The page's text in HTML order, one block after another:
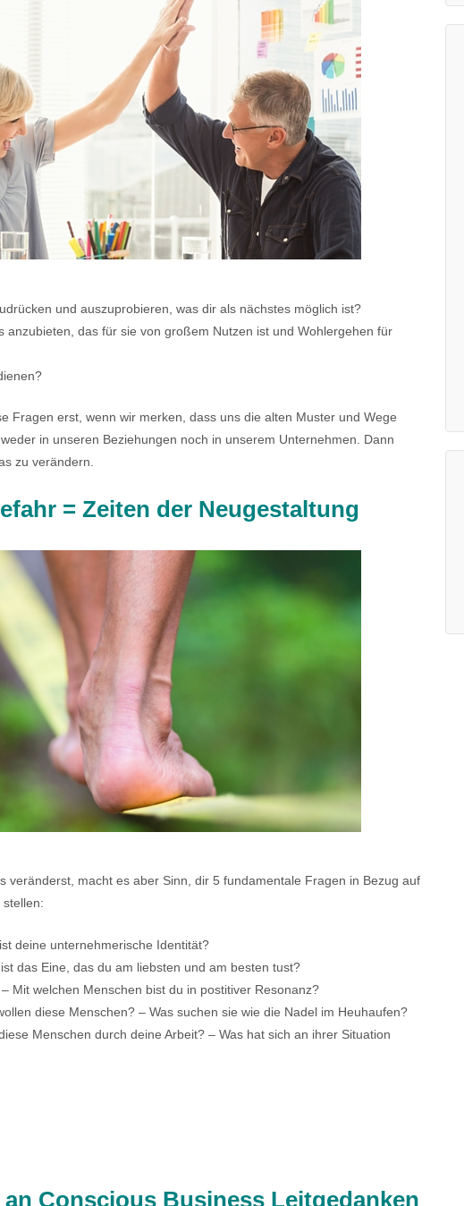
und auszuprobieren, was dir als nächstes möglich ist?
anzubieten, das für sie von großem Nutzen ist und Wohlergehen für
Fragen erst, wenn wir merken, dass uns die alten Muster und Wege
in unseren Beziehungen noch in unserem Unternehmen. Dann
zu verändern.
= Zeiten der Neugestaltung
veränderst, macht es aber Sinn, dir 5 fundamentale Fragen in Bezug auf
deine unternehmerische Identität?
das Eine, das du am liebsten und am besten tust?
Mit welchen Menschen bist du in postitiver Resonanz?
diese Menschen? – Was suchen sie wie die Nadel im Heuhaufen?
Menschen durch deine Arbeit? – Was hat sich an ihrer Situation
Conscious Business Leitgedanken